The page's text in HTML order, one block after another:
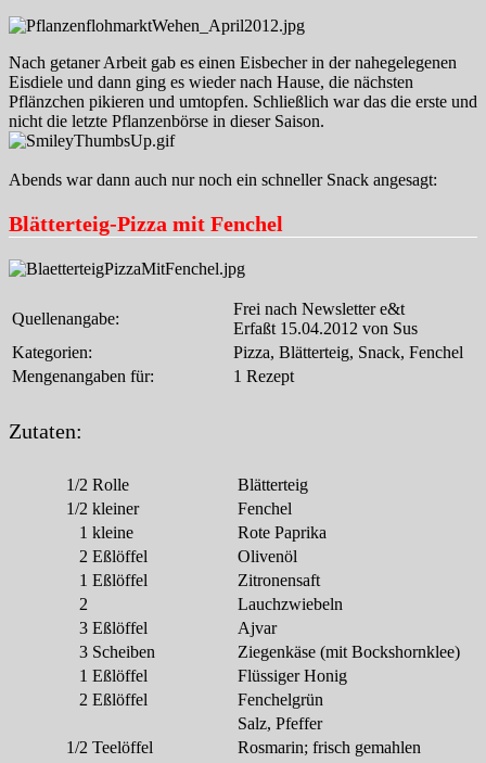
Nach getaner Arbeit gab es einen Eisbecher in der nahegelegenen
Eisdiele und dann ging es wieder nach Hause, die nächsten
Pflänzchen pikieren und umtopfen. Schließlich war das die erste und
nicht die letzte Pflanzenbörse in dieser Saison.
Abends war dann auch nur noch ein schneller Snack angesagt:
Blätterteig-Pizza mit Fenchel
Quellenangabe:
Frei nach Newsletter e&t
Erfaßt 15.04.2012 von Sus
Kategorien:
Pizza, Blätterteig, Snack, Fenchel
Mengenangaben für:
1 Rezept
Zutaten:
1/2 Rolle
Blätterteig
1/2 kleiner
Fenchel
1 kleine
Rote Paprika
2 Eßlöffel
Olivenöl
1 Eßlöffel
Zitronensaft
2
Lauchzwiebeln
3 Eßlöffel
Ajvar
3 Scheiben
Ziegenkäse (mit Bockshornklee)
1 Eßlöffel
Flüssiger Honig
2 Eßlöffel
Fenchelgrün
Salz, Pfeffer
1/2 Teelöffel Rosmarin; frisch gemahlen